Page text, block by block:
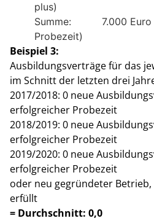
plus)
Summe: 7.000 Euro
Probezeit)
Beispiel 3:
Ausbildungsverträge für das
im Schnitt der letzten drei
2017/2018: 0 neue
erfolgreicher Probezeit
2018/2019: 0 neue
erfolgreicher Probezeit
2019/2020: 0 neue
erfolgreicher Probezeit
oder neu gegründeter
erfüllt
= Durchschnitt: 0,0